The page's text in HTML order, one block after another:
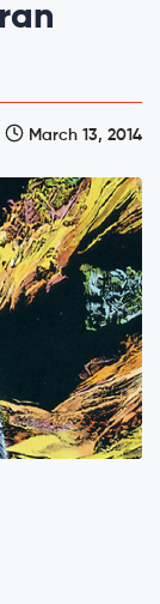
March 13, 2014